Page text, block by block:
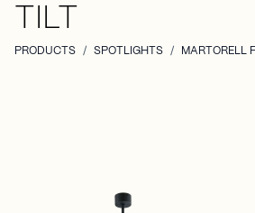
TILT
PRODUCTS / SPOTLIGHTS / MARTORELL